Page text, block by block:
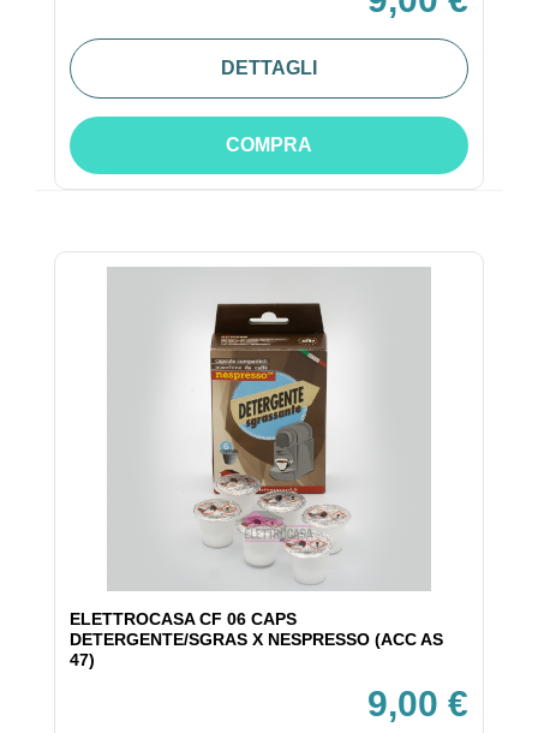
DETTAGLI
COMPRA
ELETTROCASA CF 06 CAPS
DETERGENTE/SGRAS X NESPRESSO (ACC AS
47)
9,00 €